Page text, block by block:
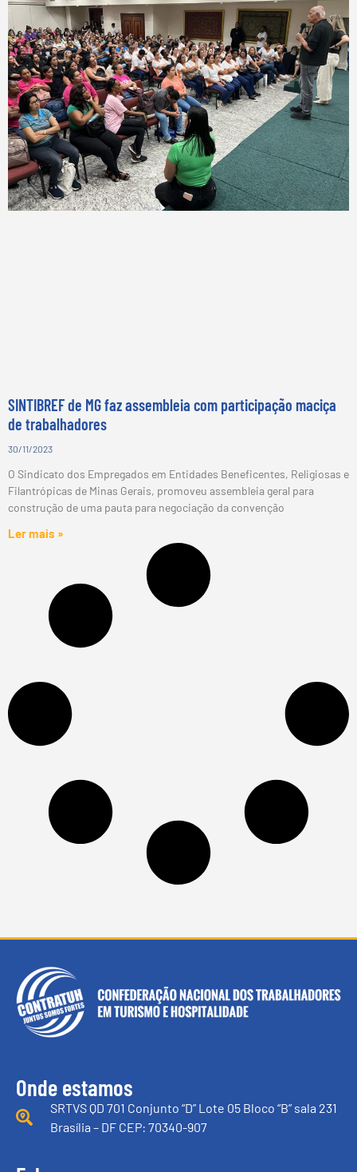
SINTIBREF de MG faz assembleia com participação maciça
de trabalhadores
30/11/2023
O Sindicato dos Empregados em Entidades Beneficentes, Religiosas e
Filantrópicas de Minas Gerais, promoveu assembleia geral para
construção de uma pauta para negociação da convenção
Ler mais »
Onde estamos
SRTVS QD 701 Conjunto “D” Lote 05 Bloco “B” sala 231
Brasília – DF CEP: 70340-907